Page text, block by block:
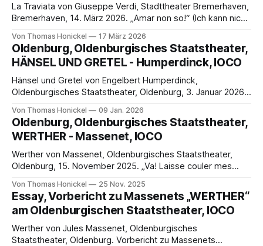
La Traviata von Giuseppe Verdi, Stadttheater Bremerhaven,
Bremerhaven, 14. März 2026. „Amar non so!“ (Ich kann nicht
Stadttheater Bremerhaven von Thomas Honickel
Premierenbesuch am Samstag, 14. März 2026 daselbst
Avant-propos Wenn eine intelligente, tiefgreifende
Regiearbeit auf brillante Stimmen und ein einfühlsam
Von Thomas Honickel 17 März 2026
Oldenburg, Oldenburgisches Staatstheater,
HÄNSEL UND GRETEL - Humperdinck, IOCO
Hänsel und Gretel von Engelbert Humperdinck,
Oldenburgisches Staatstheater, Oldenburg, 3. Januar 2026.
und Gretel“ im 11. Jahr seiner Premiere am Oldenburgischen
Staatstheater (3. Januar 2026) von Thomas Honickel Avant
propos Es gibt Opern, die zu Gassenhauern werden; wegen
ihrer Musik, der
Von Thomas Honickel 09 Jan. 2026
Oldenburg, Oldenburgisches Staatstheater,
WERTHER - Massenet, IOCO
Werther von Massenet, Oldenburgisches Staatstheater,
Oldenburg, 15. November 2025. „Va! Laisse couler mes
Oldenburgischen Staatstheater Besuch der zweiten
Vorstellung am 15. November 2025 von Thomas Honickel
Avant propos Wie im Vorbericht bereits angedeutet vermag
man kaum die Leistungen von Regie, Bühne, Kostümen und
Beleuchtung
Von Thomas Honickel 25 Nov. 2025
Essay, Vorbericht zu Massenets „WERTHER“
am Oldenburgischen Staatstheater, IOCO
Werther von Jules Massenet, Oldenburgisches
Staatstheater, Oldenburg. Vorbericht zu Massenets